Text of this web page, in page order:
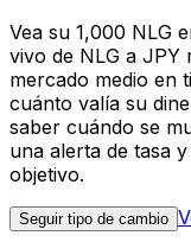
Vea su 1,000 NLG
vivo de NLG a JPY
mercado medio en
cuánto valía su
saber cuándo se
una alerta de tasa
objetivo.
Seguir tipo de cambio